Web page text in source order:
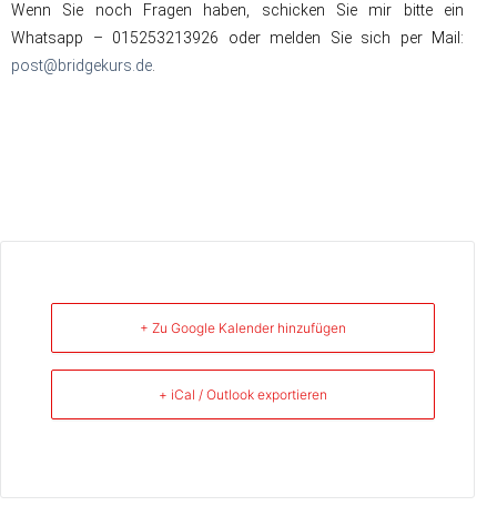
Wenn Sie noch Fragen haben, schicken Sie mir bitte ein
Whatsapp – 015253213926 oder melden Sie sich per Mail:
post@bridgekurs.de
+ Zu Google Kalender hinzufügen
+ iCal / Outlook exportieren